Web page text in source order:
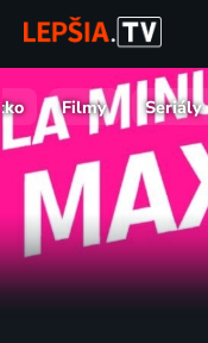
Filmy Seriály